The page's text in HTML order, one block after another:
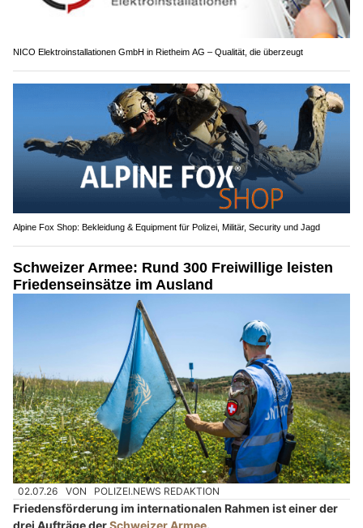
MDL-Events Laser Dream Lüscher: Faszinierende Lasershows für Ihre Events
NICO Elektroinstallationen GmbH in Rietheim AG – Qualität, die überzeugt
Alpine Fox Shop: Bekleidung & Equipment für Polizei, Militär, Security und Jagd
Schweizer Armee: Rund 300 Freiwillige leisten
Friedenseinsätze im Ausland